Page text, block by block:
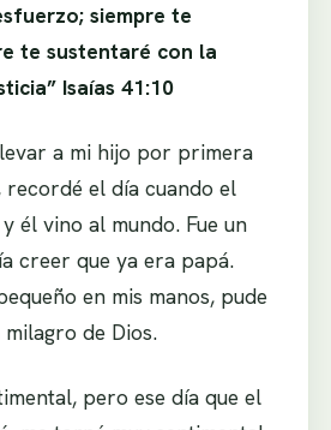
siempre te
te sustentaré con la
Isaías 41:10
a mi hijo por primera
recordé el día cuando el
él vino al mundo. Fue un
creer que ya era papá.
en mis manos, pude
de Dios.
pero ese día que el